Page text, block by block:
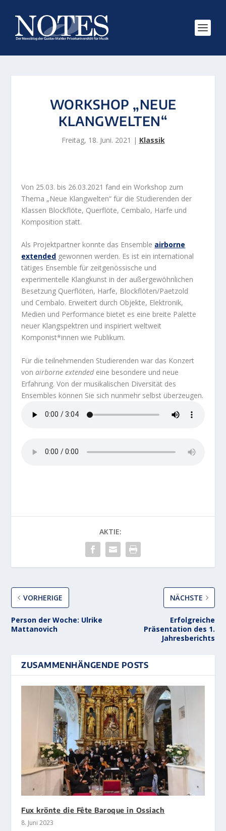
WORKSHOP „NEUE
KLANGWELTEN“
Freitag, 18. Juni. 2021 | Klassik
Von 25.03. bis 26.03.2021 fand ein Workshop zum
Thema „Neue Klangwelten“ für die Studierenden der
Klassen Blockflöte, Querflöte, Cembalo, Harfe und
Komposition statt.
Als Projektpartner konnte das Ensemble airborne
extended gewonnen werden. Es ist ein international
tätiges Ensemble für zeitgenössische und
experimentelle Klangkunst in der außergewöhnlichen
Besetzung Querflöten, Harfe, Blockflöten/Paetzold
und Cembalo. Erweitert durch Objekte, Elektronik,
Medien und Performance bietet es eine breite Palette
neuer Klangspektren und inspiriert weltweit
Komponist*innen wie Publikum.
Für die teilnehmenden Studierenden war das Konzert
vonairborne extendedeine besondere und neue
Erfahrung. Von der musikalischen Diversität des
Ensembles können Sie sich nunmehr selbst überzeugen.
AKTIE:
VORHERIGE
Person der Woche: Ulrike
Mattanovich
NÄCHSTE
Erfolgreiche
Präsentation des 1.
Jahresberichts
ZUSAMMENHÄNGENDE POSTS
Fux krönte die Fête Baroque in Ossiach
8. Juni 2023